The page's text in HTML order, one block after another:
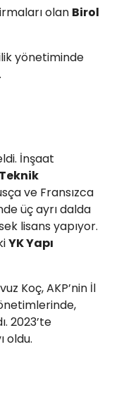
olan Birol
yönetiminde
İnşaat
ve Fransızca
üç ayrı dalda
lisans yapıyor.
YK Yapı
Koç, AKP’nin İl
2023’te
oldu.